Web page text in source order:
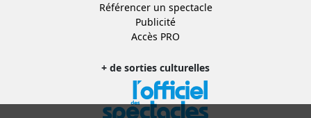
Référencer un spectacle
Publicité
Accès PRO
+ de sorties culturelles